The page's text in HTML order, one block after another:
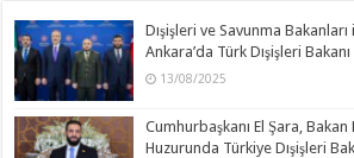
Dışişleri ve Savunma Bakanları
Ankara’da Türk Dışişleri
13/08/2025
Cumhurbaşkanı El Şara, Bakan
Huzurunda Türkiye Dışişleri